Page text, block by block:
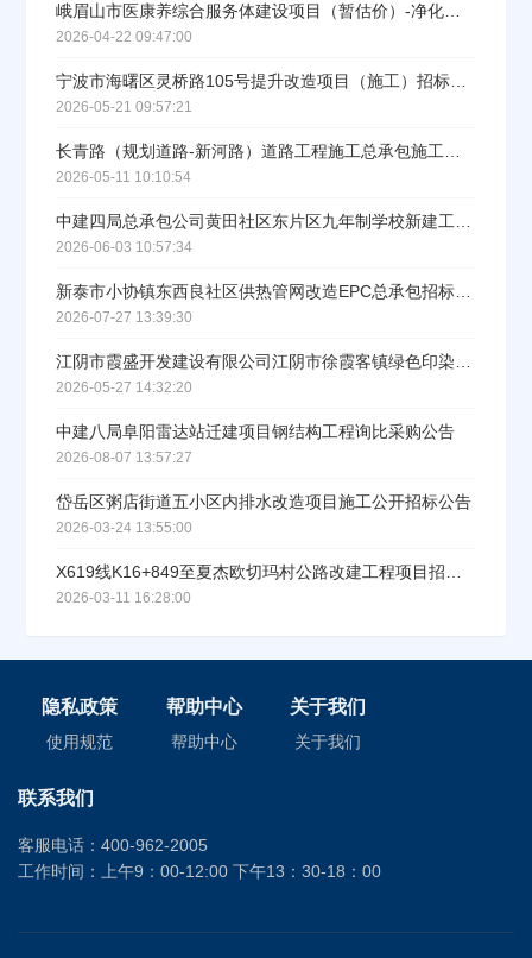
峨眉山市医康养综合服务体建设项目（暂估价）-净化配套工程（二批次）专业分包施工招标公告
2026-04-22 09:47:00
宁波市海曙区灵桥路105号提升改造项目（施工）招标公告
2026-05-21 09:57:21
长青路（规划道路-新河路）道路工程施工总承包施工招标公告
2026-05-11 10:10:54
中建四局总承包公司黄田社区东片区九年制学校新建工程智能化工程专业分包招标公告
2026-06-03 10:57:34
新泰市小协镇东西良社区供热管网改造EPC总承包招标公告
2026-07-27 13:39:30
江阴市霞盛开发建设有限公司江阴市徐霞客镇绿色印染共享智配园配套道路工程招标公告
2026-05-27 14:32:20
中建八局阜阳雷达站迁建项目钢结构工程询比采购公告
2026-08-07 13:57:27
岱岳区粥店街道五小区内排水改造项目施工公开招标公告
2026-03-24 13:55:00
X619线K16+849至夏杰欧切玛村公路改建工程项目招标公告
2026-03-11 16:28:00
隐私政策
使用规范
帮助中心
帮助中心
关于我们
关于我们
联系我们
客服电话：400-962-2005
工作时间：上午9：00-12:00 下午13：30-18：00